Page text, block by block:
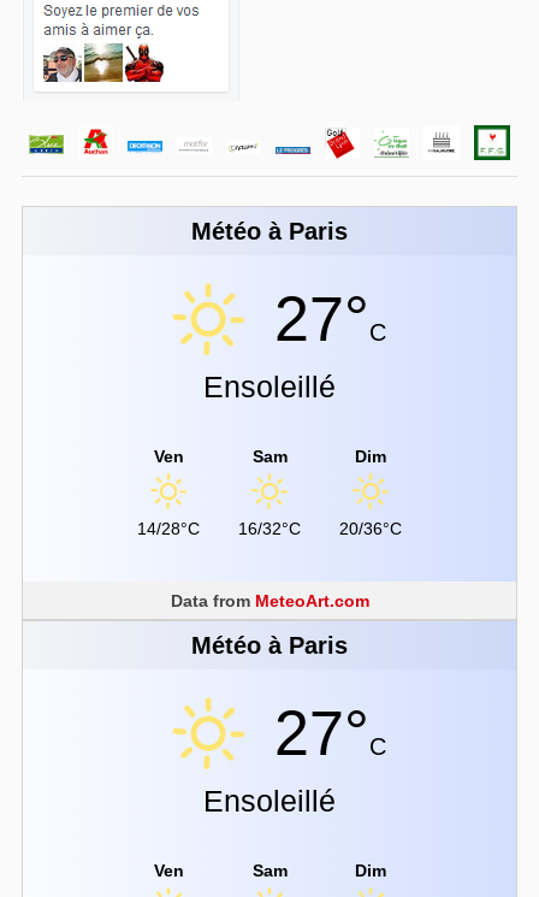
Météo à Paris
27°C
Ensoleillé
Ven
14/28°C
Sam
16/32°C
Dim
20/36°C
Data from MeteoArt.com
Météo à Paris
27°C
Ensoleillé
Ven Sam Dim